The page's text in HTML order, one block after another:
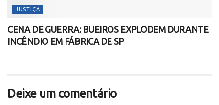
JUSTIÇA
CENA DE GUERRA: BUEIROS EXPLODEM DURANTE
INCÊNDIO EM FÁBRICA DE SP
Deixe um comentário